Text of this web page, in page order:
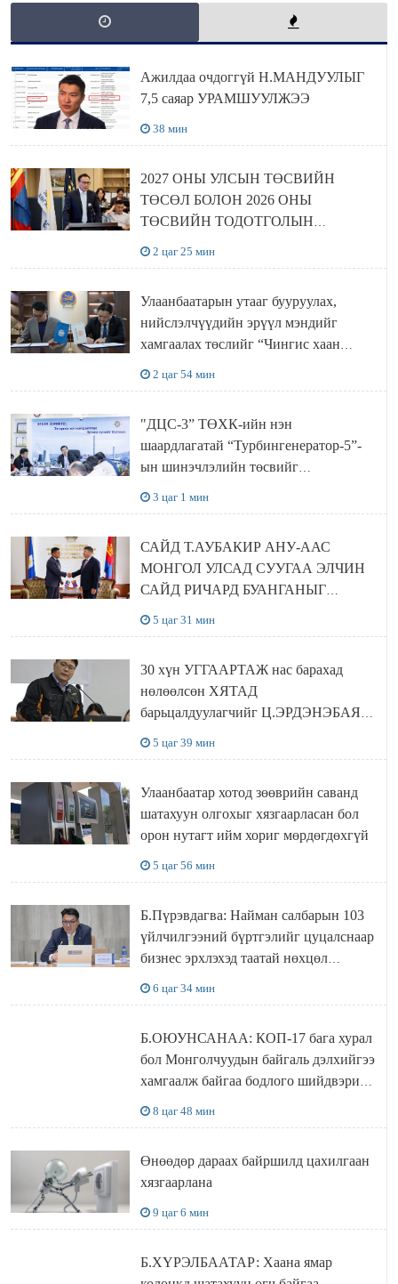
Ажилдаа очдоггүй Н.МАНДУУЛЫГ
7,5 саяар УРАМШУУЛЖЭЭ
38 мин
2027 ОНЫ УЛСЫН ТӨСВИЙН
ТӨСӨЛ БОЛОН 2026 ОНЫ
ТӨСВИЙН ТОДОТГОЛЫН
2 цаг 25 мин
Улаанбаатарын утааг бууруулах,
нийслэлчүүдийн эрүүл мэндийг
хамгаалах төслийг “Чингис хаан
2 цаг 54 мин
"ДЦС-3” ТӨХК-ийн нэн
шаардлагатай “Турбингенератор-5”-
ын шинэчлэлийн төсвийг
3 цаг 1 мин
САЙД Т.АУБАКИР АНУ-ААС
МОНГОЛ УЛСАД СУУГАА ЭЛЧИН
САЙД РИЧАРД БУАНГАНЫГ
5 цаг 31 мин
30 хүн УГГААРТАЖ нас барахад
нөлөөлсөн ХЯТАД
барьцалдуулагчийг Ц.ЭРДЭНЭБАЯР
5 цаг 39 мин
Улаанбаатар хотод зөөврийн саванд
шатахуун олгохыг хязгаарласан бол
орон нутагт ийм хориг мөрдөгдөхгүй
5 цаг 56 мин
Б.Пүрэвдагва: Найман салбарын 103
үйлчилгээний бүртгэлийг цуцалснаар
бизнес эрхлэхэд таатай нөхцөл
6 цаг 34 мин
Б.ОЮУНСАНАА: КОП-17 бага хурал
бол Монголчуудын байгаль дэлхийгээ
хамгаалж байгаа бодлого шийдвэрийг
8 цаг 48 мин
Өнөөдөр дараах байршилд цахилгаан
хязгаарлана
9 цаг 6 мин
Б.ХҮРЭЛБААТАР: Хаана ямар